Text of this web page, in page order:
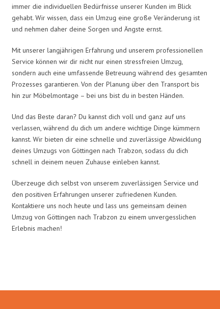
immer die individuellen Bedürfnisse unserer Kunden im Blick
gehabt. Wir wissen, dass ein Umzug eine große Veränderung ist
und nehmen daher deine Sorgen und Ängste ernst.
Mit unserer langjährigen Erfahrung und unserem professionellen
Service können wir dir nicht nur einen stressfreien Umzug,
sondern auch eine umfassende Betreuung während des gesamten
Prozesses garantieren. Von der Planung über den Transport bis
hin zur Möbelmontage – bei uns bist du in besten Händen.
Und das Beste daran? Du kannst dich voll und ganz auf uns
verlassen, während du dich um andere wichtige Dinge kümmern
kannst. Wir bieten dir eine schnelle und zuverlässige Abwicklung
deines Umzugs von Göttingen nach Trabzon, sodass du dich
schnell in deinem neuen Zuhause einleben kannst.
Überzeuge dich selbst von unserem zuverlässigen Service und
den positiven Erfahrungen unserer zufriedenen Kunden.
Kontaktiere uns noch heute und lass uns gemeinsam deinen
Umzug von Göttingen nach Trabzon zu einem unvergesslichen
Erlebnis machen!